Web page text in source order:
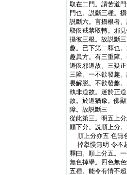
取在二門。謂苦道
門也。説斷三種。
説斷六。言攝根者
取依戒禁取轉。邪
攝彼三根。故説斷
趣。已下第二釋也
趣異方。有三重障
道依邪道故。三疑
三障。一不欲發趣
畏解脱。不欲發趣
執非道故。迷於正
故。於道猶豫。佛
障。故説斷三
從此第三。明五上
順下分。説順上分
順上分亦五 色無
掉擧慢無明 令不
釋曰。順上分五。
無色掉擧。四色無
五種。能令有情不